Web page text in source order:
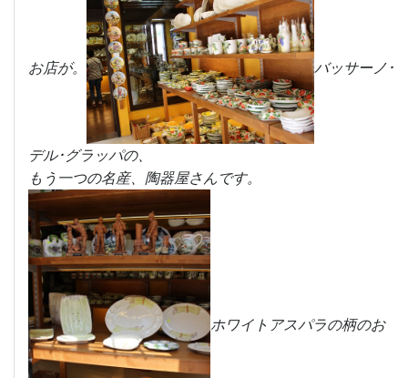
お店が。 バッサーノ･
デル･グラッパの、
もう一つの名産、陶器屋さんです。
ホワイトアスパラの柄のお